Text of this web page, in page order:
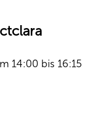
14:00 bis 16:15